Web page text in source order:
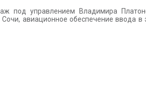
под управлением Владимира
авиационное обеспечение ввода